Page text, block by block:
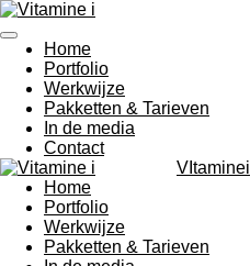
Ga
direct
naar
de
hoofdinhoud
Home
Portfolio
Werkwijze
Pakketten & Tarieven
In de media
Contact
VItaminei
Home
Portfolio
Werkwijze
Pakketten & Tarieven